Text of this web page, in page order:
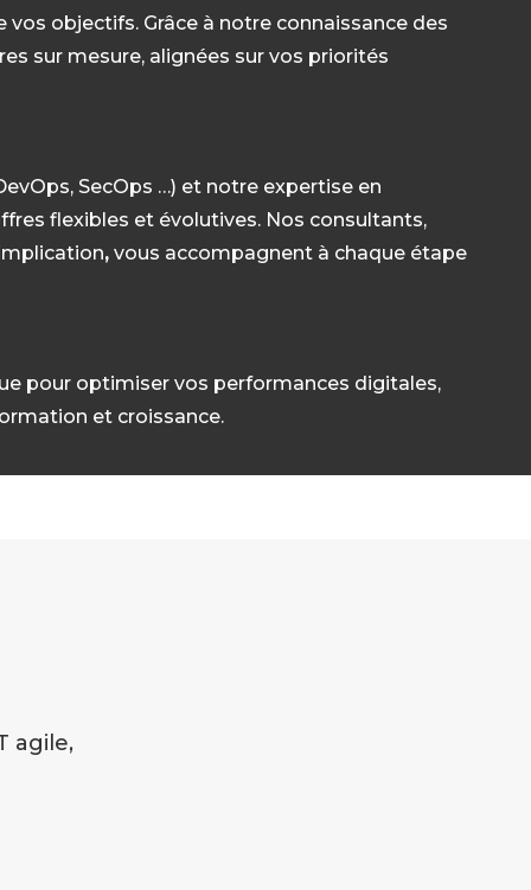
objectifs. Grâce à notre connaissance des
sur mesure, alignées sur vos priorités
SecOps …) et notre expertise en
flexibles et évolutives. Nos consultants,
, vous accompagnent à chaque étape
pour optimiser vos performances digitales,
et croissance.
agile,